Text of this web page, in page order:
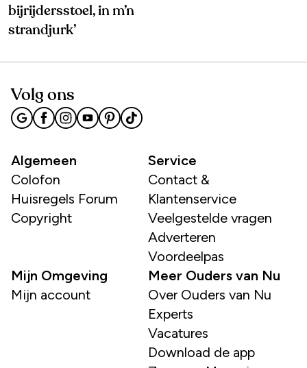
bijrijdersstoel, in m’n
strandjurk’
Volg ons
Algemeen
Colofon
Huisregels Forum
Copyright
Service
Contact &
Klantenservice
Veelgestelde vragen
Adverteren
Voordeelpas
Mijn Omgeving
Mijn account
Meer Ouders van Nu
Over Ouders van Nu
Experts
Vacatures
Download de app